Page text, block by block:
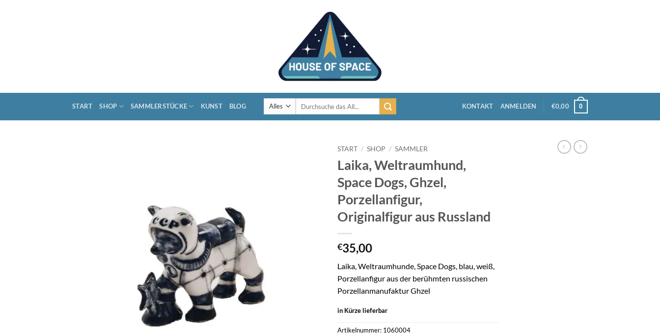
START SHOP SAMMLERSTÜCKE KUNST BLOG
Suchen
nach:
KONTAKT ANMELDEN €0,00 0
START / SHOP / SAMMLER
Laika, Weltraumhund,
Space Dogs, Ghzel,
Porzellanfigur,
Originalfigur aus Russland
€35,00
Laika, Weltraumhunde, Space Dogs, blau, weiß,
Porzellanfigur aus der berühmten russischen
Porzellanmanufaktur Ghzel
in Kürze lieferbar
Artikelnummer: 1060004